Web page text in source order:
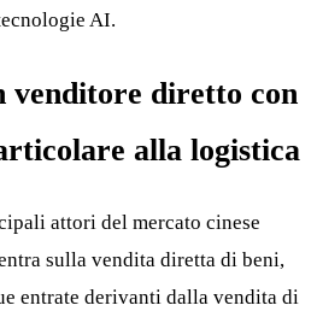
AI.
venditore diretto con
alla logistica
attori del mercato cinese
sulla vendita diretta di beni,
entrate derivanti dalla vendita di